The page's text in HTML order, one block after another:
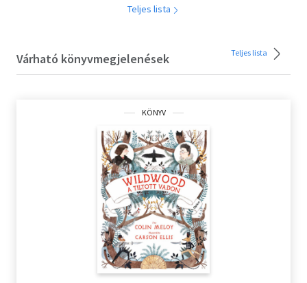
Teljes lista
Várható könyvmegjelenések Teljes lista
KÖNYV